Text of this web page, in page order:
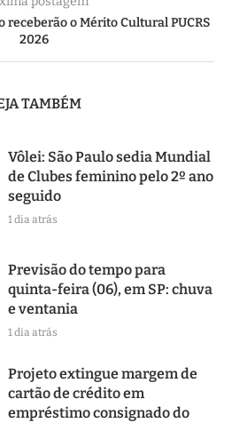
receberão o Mérito Cultural PUCRS
2026
TAMBÉM
Vôlei: São Paulo sedia Mundial
de Clubes feminino pelo 2º ano
seguido
1 dia atrás
Previsão do tempo para
quinta-feira (06), em SP: chuva
e ventania
1 dia atrás
Projeto extingue margem de
cartão de crédito em
empréstimo consignado do